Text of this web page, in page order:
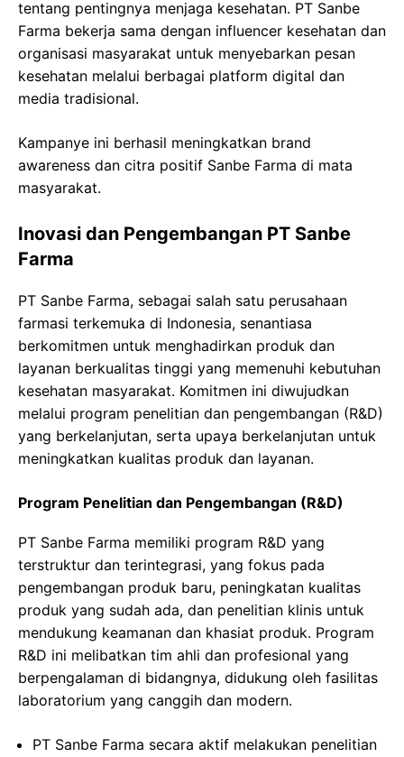
tentang pentingnya menjaga kesehatan. PT Sanbe
Farma bekerja sama dengan influencer kesehatan dan
organisasi masyarakat untuk menyebarkan pesan
kesehatan melalui berbagai platform digital dan
media tradisional.
Kampanye ini berhasil meningkatkan brand
awareness dan citra positif Sanbe Farma di mata
masyarakat.
Inovasi dan Pengembangan PT Sanbe
Farma
PT Sanbe Farma, sebagai salah satu perusahaan
farmasi terkemuka di Indonesia, senantiasa
berkomitmen untuk menghadirkan produk dan
layanan berkualitas tinggi yang memenuhi kebutuhan
kesehatan masyarakat. Komitmen ini diwujudkan
melalui program penelitian dan pengembangan (R&D)
yang berkelanjutan, serta upaya berkelanjutan untuk
meningkatkan kualitas produk dan layanan.
Program Penelitian dan Pengembangan (R&D)
PT Sanbe Farma memiliki program R&D yang
terstruktur dan terintegrasi, yang fokus pada
pengembangan produk baru, peningkatan kualitas
produk yang sudah ada, dan penelitian klinis untuk
mendukung keamanan dan khasiat produk. Program
R&D ini melibatkan tim ahli dan profesional yang
berpengalaman di bidangnya, didukung oleh fasilitas
laboratorium yang canggih dan modern.
PT Sanbe Farma secara aktif melakukan penelitian